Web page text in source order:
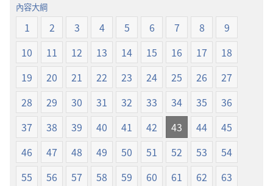
新
界
譯
譯
內容大綱
1 2 3 4 5 6 7 8
9
10
11 12 13 14 15 16 17
18
19
20 21 22 23 24 25 26
27
28
29 30 31 32 33 34 35
36
37
38 39 40 41 42 43 44
45
46
47 48 49 50 51 52 53
54
55
56 57 58 59 60 61 62
63